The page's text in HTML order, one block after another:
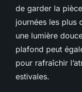
de garder la
journées les plus
une lumière
plafond peut
pour rafraîchir
estivales.